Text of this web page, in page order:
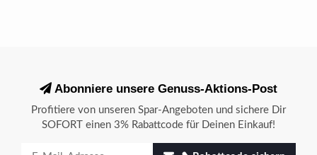
Abonniere unsere Genuss-Aktions-Post
Profitiere von unseren Spar-Angeboten und sichere Dir
SOFORT einen 3% Rabattcode für Deinen Einkauf!